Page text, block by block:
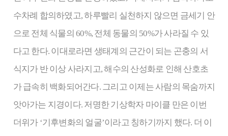
수차례 합의하였고, 하루빨리 실천하지 않으면 금세기 안
으로 전체 식물의 60%, 전체 동물의 50%가 사라질 수 있
다고 한다. 이대로라면 생태계의 근간이 되는 곤충의 서
식지가 반 이상 사라지고, 해수의 산성화로 인해 산호초
가 급속히 백화되어간다. 그리고 이제는 사람의 목숨까지
앗아가는 지경이다. 저명한 기상학자 마이클 만은 이번
더위가 ‘기후변화의 얼굴’이라고 칭하기까지 했다. 더 이